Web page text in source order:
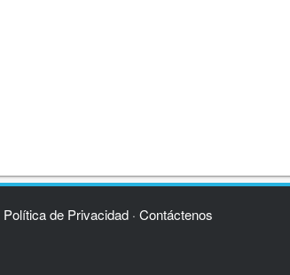
Política de Privacidad· Contáctenos